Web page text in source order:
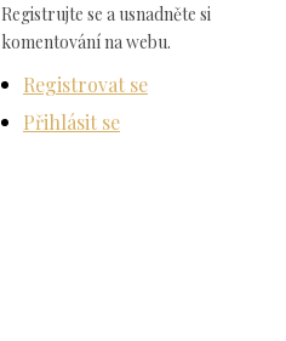
Registrujte se a usnadněte si
komentování na webu.
Registrovat se
Přihlásit se